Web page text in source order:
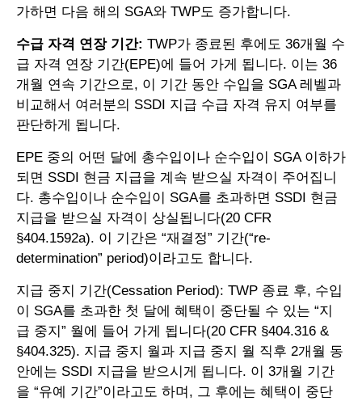
가하면 다음 해의 SGA와 TWP도 증가합니다.
수급 자격 연장 기간: TWP가 종료된 후에도 36개월 수
급 자격 연장 기간(EPE)에 들어 가게 됩니다. 이는 36
개월 연속 기간으로, 이 기간 동안 수입을 SGA 레벨과
비교해서 여러분의 SSDI 지급 수급 자격 유지 여부를
판단하게 됩니다.
EPE 중의 어떤 달에 총수입이나 순수입이 SGA 이하가
되면 SSDI 현금 지급을 계속 받으실 자격이 주어집니
다. 총수입이나 순수입이 SGA를 초과하면 SSDI 현금
지급을 받으실 자격이 상실됩니다(20 CFR
§404.1592a). 이 기간은 “재결정” 기간(“re-
determination” period)이라고도 합니다.
지급 중지 기간(Cessation Period): TWP 종료 후, 수입
이 SGA를 초과한 첫 달에 혜택이 중단될 수 있는 “지
급 중지” 월에 들어 가게 됩니다(20 CFR §404.316 &
§404.325). 지급 중지 월과 지급 중지 월 직후 2개월 동
안에는 SSDI 지급을 받으시게 됩니다. 이 3개월 기간
을 “유예 기간”이라고도 하며, 그 후에는 혜택이 중단